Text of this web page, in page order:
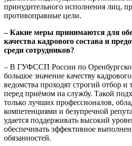
принудительного исполнения лиц,
противоправные цели.
– Какие меры принимаются для
качества кадрового состава и
среди сотрудников?
– В ГУФССП России по
большое значение качеству
ведомства проходят строгий отбор
перед приёмом на службу. Такой
только лучших профессионалов,
компетенциями и безупречной
удается поддерживать высокий
обеспечивать эффективное
обязанностей.